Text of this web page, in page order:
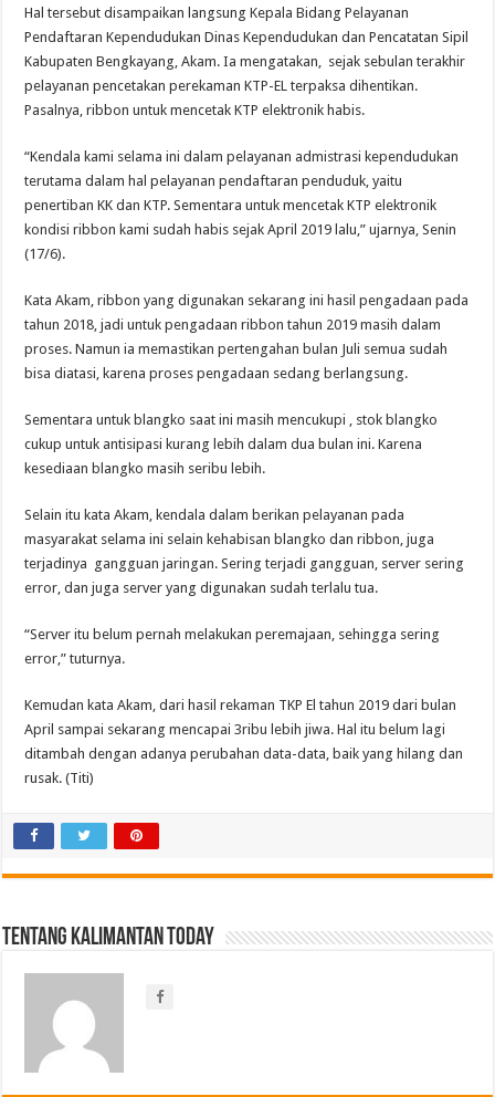
Hal tersebut disampaikan langsung Kepala Bidang Pelayanan
Pendaftaran Kependudukan Dinas Kependudukan dan Pencatatan Sipil
Kabupaten Bengkayang, Akam. Ia mengatakan, sejak sebulan terakhir
pelayanan pencetakan perekaman KTP-EL terpaksa dihentikan.
Pasalnya, ribbon untuk mencetak KTP elektronik habis.
“Kendala kami selama ini dalam pelayanan admistrasi kependudukan
terutama dalam hal pelayanan pendaftaran penduduk, yaitu
penertiban KK dan KTP. Sementara untuk mencetak KTP elektronik
kondisi ribbon kami sudah habis sejak April 2019 lalu,” ujarnya, Senin
(17/6).
Kata Akam, ribbon yang digunakan sekarang ini hasil pengadaan pada
tahun 2018, jadi untuk pengadaan ribbon tahun 2019 masih dalam
proses. Namun ia memastikan pertengahan bulan Juli semua sudah
bisa diatasi, karena proses pengadaan sedang berlangsung.
Sementara untuk blangko saat ini masih mencukupi , stok blangko
cukup untuk antisipasi kurang lebih dalam dua bulan ini. Karena
kesediaan blangko masih seribu lebih.
Selain itu kata Akam, kendala dalam berikan pelayanan pada
masyarakat selama ini selain kehabisan blangko dan ribbon, juga
terjadinya gangguan jaringan. Sering terjadi gangguan, server sering
error, dan juga server yang digunakan sudah terlalu tua.
“Server itu belum pernah melakukan peremajaan, sehingga sering
error,” tuturnya.
Kemudan kata Akam, dari hasil rekaman TKP El tahun 2019 dari bulan
April sampai sekarang mencapai 3ribu lebih jiwa. Hal itu belum lagi
ditambah dengan adanya perubahan data-data, baik yang hilang dan
rusak. (Titi)
Tentang Kalimantan Today